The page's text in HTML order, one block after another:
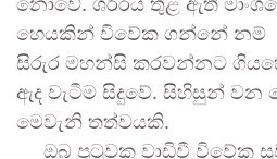
හෙයකින් විවේක ගන්නේ නම්
සිරුර මහන්සි කරවන්නට
ඇද වැටීම සිදුවේ. සිහිසුන්
මෙවැනි තත්වයකි.
ඔබ පුටුවක වාඩිවී විවේක